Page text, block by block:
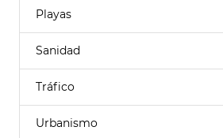
Playas
Sanidad
Tráfico
Urbanismo